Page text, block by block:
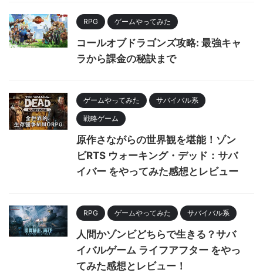
RPG ゲームやってみた
コールオブドラゴンズ攻略: 最強キャ
ラから課金の秘訣まで
ゲームやってみた サバイバル系
戦略ゲーム
原作さながらの世界観を堪能！ゾン
ビRTS ウォーキング・デッド：サバ
イバー をやってみた感想とレビュー
RPG ゲームやってみた サバイバル系
人間かゾンビどちらで生きる？サバ
イバルゲーム ライフアフター をやっ
てみた感想とレビュー！